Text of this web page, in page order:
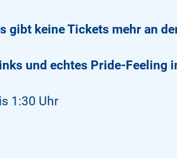
keine Tickets mehr an
und echtes Pride-Feeling
1:30 Uhr